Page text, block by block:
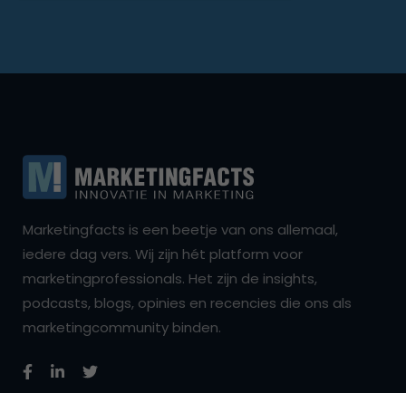
Marketingfacts is een beetje van ons allemaal,
iedere dag vers. Wij zijn hét platform voor
marketingprofessionals. Het zijn de insights,
podcasts, blogs, opinies en recencies die ons als
marketingcommunity binden.